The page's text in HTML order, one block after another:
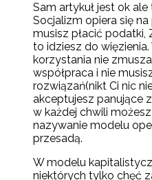
Sam artykuł jest ok
Socjalizm opiera się
musisz płacić podatki,
to idziesz do
korzystania nie
współpraca i nie
rozwiązań(nikt Ci nic
akceptujesz panujące
w każdej chwili
nazywanie modelu
przesadą.
W modelu
niektórych tylko chęć